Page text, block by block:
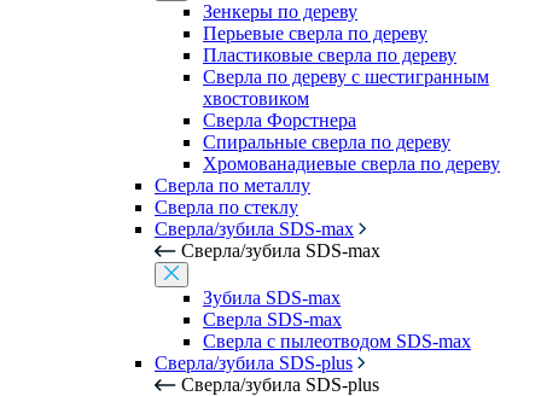
Зенкеры по дереву
Перьевые сверла по дереву
Пластиковые сверла по дереву
Сверла по дереву с шестигранным
хвостовиком
Сверла Форстнера
Спиральные сверла по дереву
Хромованадиевые сверла по дереву
Сверла по металлу
Сверла по стеклу
Сверла/зубила SDS-max
Сверла/зубила SDS-max
Зубила SDS-max
Сверла SDS-max
Сверла с пылеотводом SDS-max
Сверла/зубила SDS-plus
Сверла/зубила SDS-plus